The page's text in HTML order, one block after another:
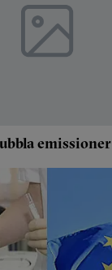
emissioner